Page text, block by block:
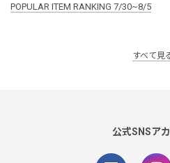
POPULAR ITEM RANKING 7/30~8/5
すべて見
公式SNSア